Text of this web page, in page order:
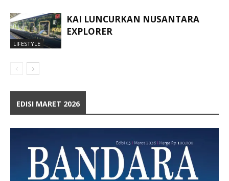
LIFESTYLE
KAI LUNCURKAN NUSANTARA
EXPLORER
EDISI MARET 2026